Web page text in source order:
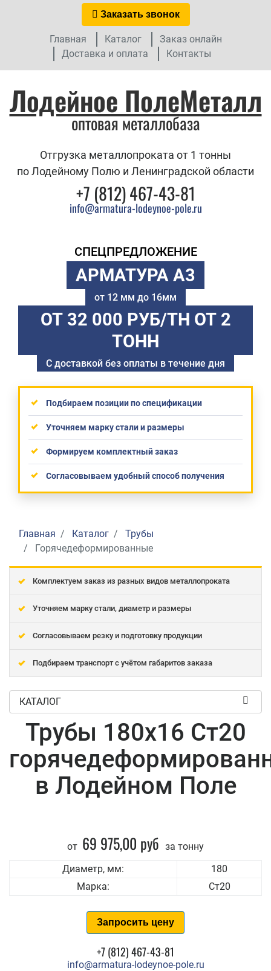
Заказать звонок
Главная Каталог
Заказ онлайн
Доставка и оплата
Контакты
Лодейное ПолеМеталл
оптовая металлобаза
Отгрузка металлопроката от 1 тонны
по Лодейному Полю и Ленинградской области
+7 (812) 467-43-81
info@armatura-lodeynoe-pole.ru
СПЕЦПРЕДЛОЖЕНИЕ
АРМАТУРА А3
от 12 мм до 16мм
ОТ 32 000 РУБ/ТН ОТ 2
ТОНН
С доставкой без оплаты в течение дня
Подбираем позиции по спецификации
Уточняем марку стали и размеры
Формируем комплектный заказ
Согласовываем удобный способ получения
Главная Каталог
Трубы
Горячедеформированные
Комплектуем заказ из разных видов металлопроката
Уточняем марку стали, диаметр и размеры
Согласовываем резку и подготовку продукции
Подбираем транспорт с учётом габаритов заказа
КАТАЛОГ
Трубы 180x16 Ст20
в Лодейном Поле
от 69 975,00 руб за тонну
Диаметр, мм:
180
Марка:
Ст20
Запросить цену
+7 (812) 467-43-81
info@armatura-lodeynoe-pole.ru